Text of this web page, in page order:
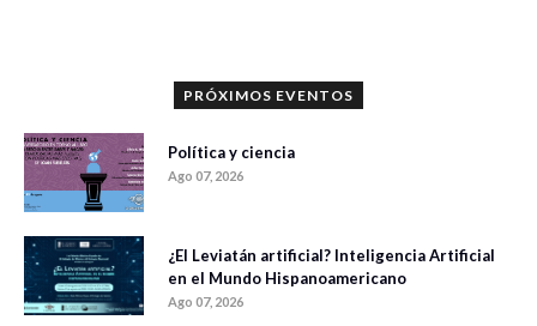
PRÓXIMOS EVENTOS
Política y ciencia
Ago 07, 2026
¿El Leviatán artificial? Inteligencia Artificial
en el Mundo Hispanoamericano
Ago 07, 2026